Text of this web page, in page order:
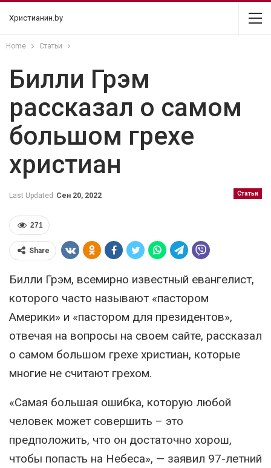
Христианин.by
Home Статьи
Билли Грэм
рассказал о самом
большом грехе
христиан
Статьи
Last Updated Сен 20, 2022
271
Share
Билли Грэм, всемирно известный евангелист,
которого часто называют «пастором
Америки» и «пастором для президентов»,
отвечая на вопросы на своем сайте, рассказал
о самом большом грехе христиан, которые
многие не считают грехом.
«Самая большая ошибка, которую любой
человек может совершить – это
предположить, что он достаточно хорош,
чтобы попасть на Небеса», — заявил 97-летний